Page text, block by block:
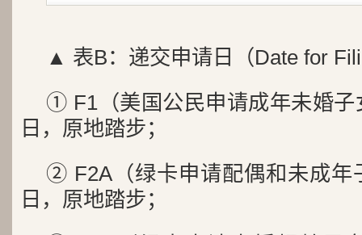
▲ 表B：递交申请日（Date for
① F1（美国公民申请成年未婚子
日，原地踏步；
② F2A（绿卡申请配偶和未成年
日，原地踏步；